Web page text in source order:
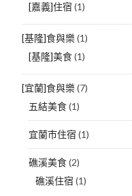
[嘉義]住宿 (1)
[基隆]食與樂(1)
[基隆]美食(1)
[宜蘭]食與樂(7)
五結美食(1)
宜蘭市住宿 (1)
礁溪美食(2)
礁溪住宿 (1)